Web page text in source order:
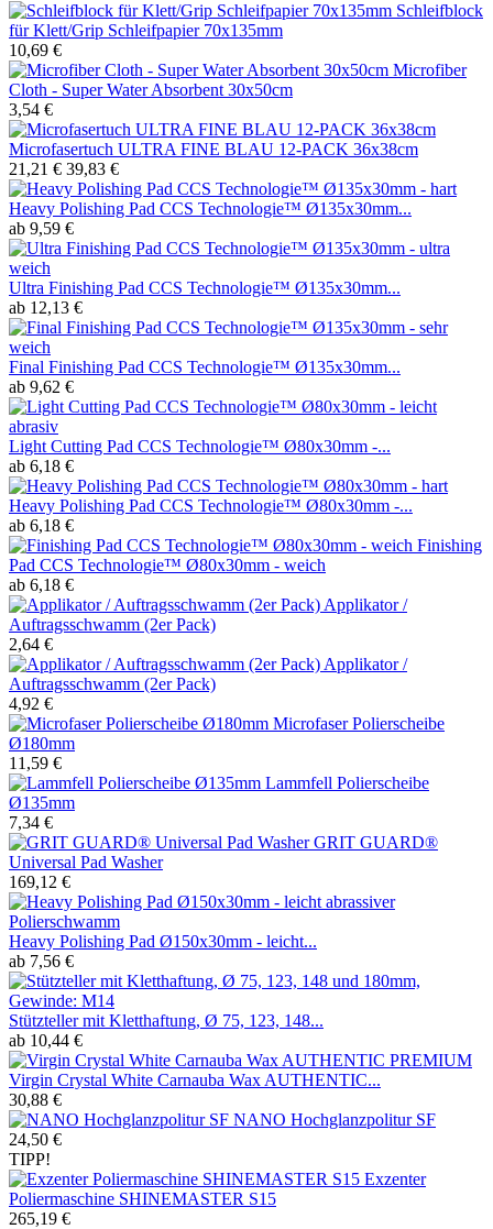
Schleifblock
für Klett/Grip Schleifpapier 70x135mm
10,69 €
Microfiber
Cloth - Super Water Absorbent 30x50cm
3,54 €
Microfasertuch ULTRA FINE BLAU 12-PACK 36x38cm
21,21 € 39,83 €
Heavy Polishing Pad CCS Technologie™ Ø135x30mm...
ab 9,59 €
Ultra Finishing Pad CCS Technologie™ Ø135x30mm...
ab 12,13 €
Final Finishing Pad CCS Technologie™ Ø135x30mm...
ab 9,62 €
Light Cutting Pad CCS Technologie™ Ø80x30mm -...
ab 6,18 €
Heavy Polishing Pad CCS Technologie™ Ø80x30mm -...
ab 6,18 €
Finishing
Pad CCS Technologie™ Ø80x30mm - weich
ab 6,18 €
Applikator /
Auftragsschwamm (2er Pack)
2,64 €
Applikator /
Auftragsschwamm (2er Pack)
4,92 €
Microfaser Polierscheibe
Ø180mm
11,59 €
Lammfell Polierscheibe
Ø135mm
7,34 €
GRIT GUARD®
Universal Pad Washer
169,12 €
Heavy Polishing Pad Ø150x30mm - leicht...
ab 7,56 €
Stützteller mit Kletthaftung, Ø 75, 123, 148...
ab 10,44 €
Virgin Crystal White Carnauba Wax AUTHENTIC...
30,88 €
NANO Hochglanzpolitur SF
24,50 €
TIPP!
Exzenter
Poliermaschine SHINEMASTER S15
265,19 €